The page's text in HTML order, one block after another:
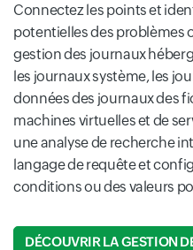
Connectez les points et
potentielles des problèmes
gestion des journaux
les journaux système, les
données des journaux des
machines virtuelles et de
une analyse de recherche
langage de requête et
conditions ou des valeurs
DÉCOUVRIR LA GESTION